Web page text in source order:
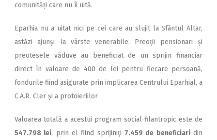
comunități care nu îi uită.
Eparhia nu a uitat nici pe cei care au slujit la Sfântul Altar,
astăzi ajunși la vârste venerabile. Preoții pensionari și
preotesele văduve au beneficiat de un sprijin financiar
direct în valoare de 400 de lei pentru fiecare persoană,
fondurile fiind asigurate prin implicarea Centrului Eparhial, a
C.A.R. Cler și a protoieriilor
Valoarea totală a acestui program social‑filantropic este de
547.798 lei, prin el fiind sprijiniţi 7.459 de beneficiaridin